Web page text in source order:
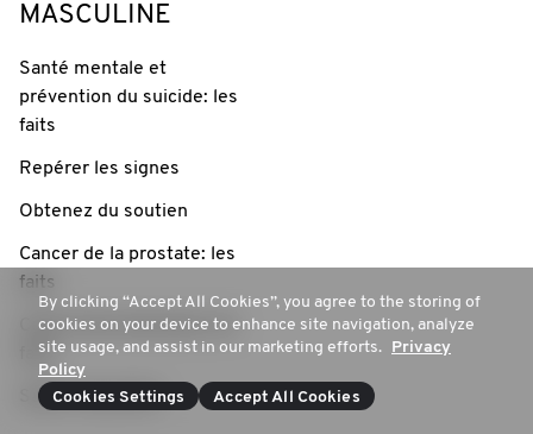
MASCULINE
Santé mentale et
prévention du suicide: les
faits
Repérer les signes
Obtenez du soutien
Cancer de la prostate: les
faits
Cancer des testicules: les
faits
Santé masculine
By clicking “Accept All Cookies”, you agree to the storing of
cookies on your device to enhance site navigation, analyze
site usage, and assist in our marketing efforts. Privacy
Policy
Cookies Settings
Accept All Cookies